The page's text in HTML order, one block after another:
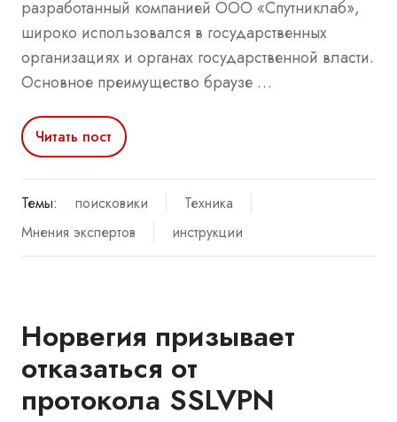
разработанный компанией ООО «Спутниклаб»,
широко использовался в государственных
организациях и органах государственной власти.
Основное преимущество браузе …
Читать пост
Темы: поисковики
Техника
Мнения экспертов
инструкции
Норвегия призывает
отказаться от
протокола SSLVPN